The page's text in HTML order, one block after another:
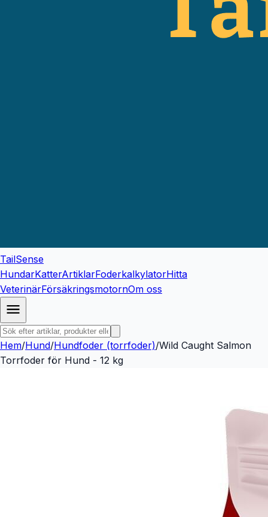
TailSense
HundarKatterArtiklarFoderkalkylatorHitta
VeterinärFörsäkringsmotornOm oss
Hem/Hund/Hundfoder (torrfoder)/Wild Caught Salmon
Torrfoder för Hund - 12 kg